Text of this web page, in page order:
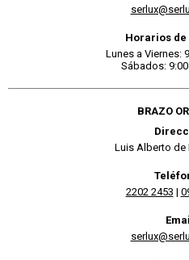
Horarios
Lunes a Viernes:
Sábados:
BRAZO
Luis Alberto de
2202 2453 |